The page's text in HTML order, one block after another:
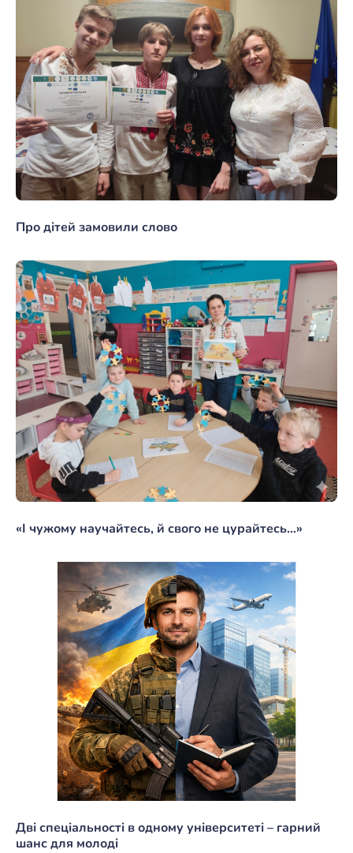
Про дітей замовили слово
«І чужому научайтесь, й свого не цурайтесь…»
Дві спеціальності в одному університеті – гарний
шанс для молоді